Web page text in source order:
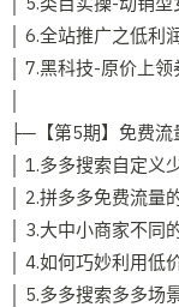
│ 6.全站推广之低
│ 7.黑科技-原价上
├─【第5期】免费
│ 1.多多搜索自定
│ 2.拼多多免费流
│ 3.大中小商家不
│ 4.如何巧妙利用
│ 5.多多搜索多多